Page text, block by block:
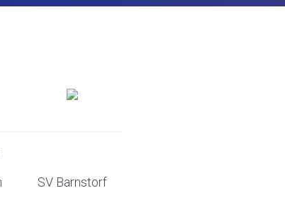
SV Barnstorf